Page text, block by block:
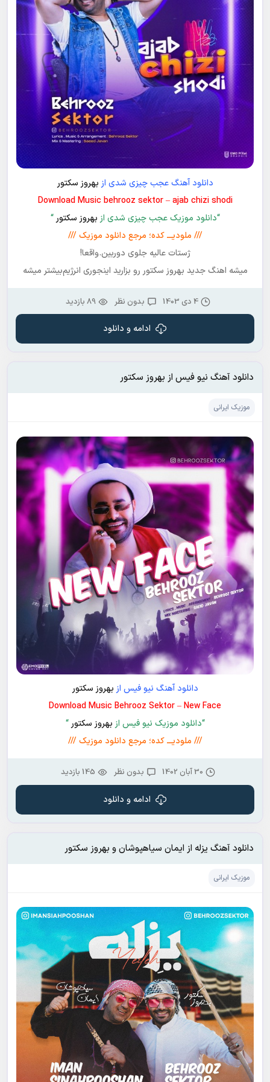
دانلود آهنگ عجب چیزی شدی از بهروز سکتور
Download Music behrooz sektor – ajab chizi shodi
“دانلود موزیک عجب چیزی شدی از بهروز سکتور “
/// ملودیـــ کده؛ مرجع دانلود موزیک ///
ژستات عالیه جلوی دوربین.واقعا!
میشه اهنگ جدید بهروز سکتور رو بزارید اینجوری انرژیم‌بیشتر میشه
4 دی 1403 بدون نظر 89 بازدید
ادامه و دانلود
دانلود آهنگ نیو فیس از بهروز سکتور
موزیک ایرانی
دانلود آهنگ نیو فیس ازبهروز سکتور
Download Music Behrooz Sektor – New Face
“دانلود موزیک نیو فیس ازبهروز سکتور“
/// ملودیـــ کده؛ مرجع دانلود موزیک ///
30 آبان 1402 بدون نظر 145 بازدید
ادامه و دانلود
دانلود آهنگ یزله از ایمان سیاهپوشان و بهروز سکتور
موزیک ایرانی